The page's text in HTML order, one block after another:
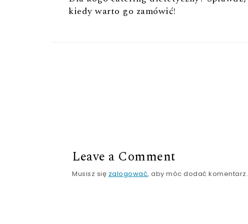
kiedy warto go zamówić!
Leave a Comment
Musisz się zalogować, aby móc dodać komentarz.